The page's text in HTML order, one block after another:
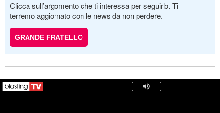
Clicca sull’argomento che ti interessa per seguirlo. Ti
terremo aggiornato con le news da non perdere.
GRANDE FRATELLO